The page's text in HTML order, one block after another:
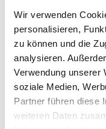
Wir verwenden
personalisieren,
zu können und die
analysieren.
Verwendung unserer
soziale Medien,
Partner führen diese
weiteren Daten
Dies